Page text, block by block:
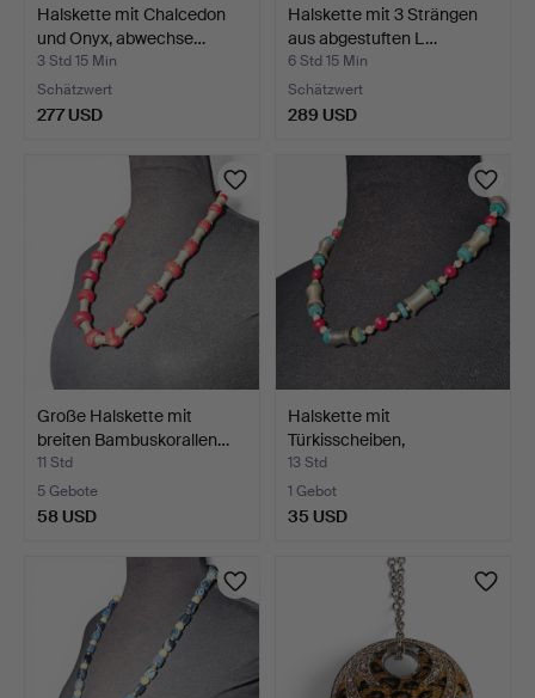
Halskette mit Chalcedon
und Onyx, abwechse…
3 Std 15 Min
Schätzwert
277 USD
Halskette mit 3 Strängen
aus abgestuften L…
6 Std 15 Min
Schätzwert
289 USD
Große Halskette mit
breiten Bambuskorallen…
11 Std
5 Gebote
58 USD
Halskette mit
Türkisscheiben,
abwechselnd …
13 Std
1 Gebot
35 USD